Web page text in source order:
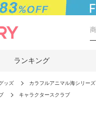
ランキング
ッズ カラフルアニマル海シリーズ
キャラクタースクラブ